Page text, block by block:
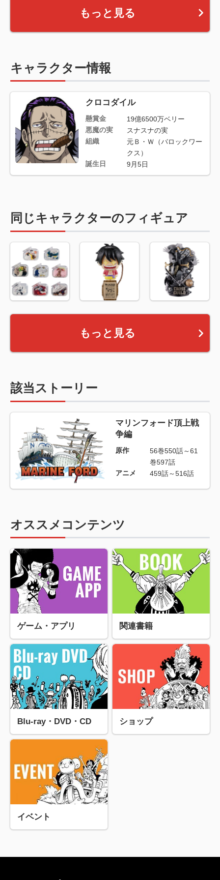
もっと見る
キャラクター情報
クロコダイル
懸賞金
19億6500万ベリー
悪魔の実
スナスナの実
組織
元Ｂ・Ｗ（バロックワー
クス）
誕生日
9月5日
同じキャラクターのフィギュア
もっと見る
該当ストーリー
マリンフォード頂上戦
争編
原作
56巻550話～61
巻597話
アニメ
459話～516話
オススメコンテンツ
ゲーム・アプリ 関連書籍
Blu-ray・DVD・CD ショップ
イベント